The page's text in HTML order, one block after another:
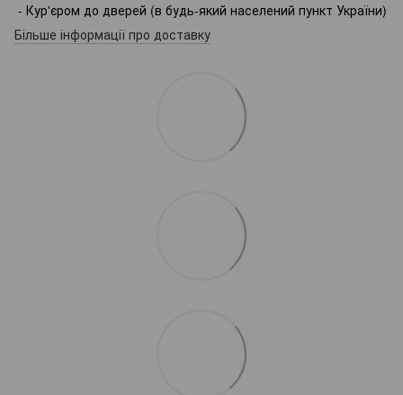
- Кур'єром до дверей (в будь-який населений пункт України)
Більше інформації про доставку